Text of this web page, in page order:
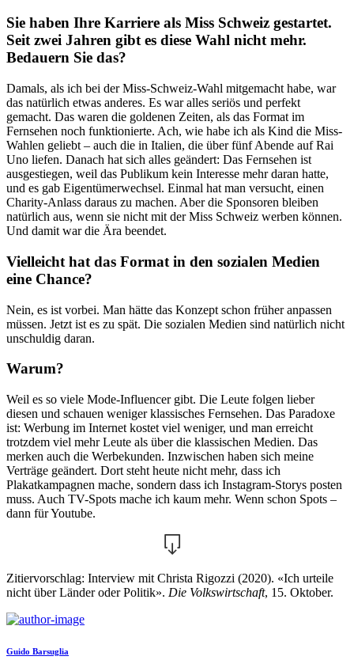
Sie haben Ihre Karriere als Miss Schweiz gestartet.
Seit zwei Jahren gibt es diese Wahl nicht mehr.
Bedauern Sie das?
Damals, als ich bei der Miss-Schweiz-Wahl mitgemacht habe, war
das natürlich etwas anderes. Es war alles seriös und perfekt
gemacht. Das waren die goldenen Zeiten, als das Format im
Fernsehen noch funktionierte. Ach, wie habe ich als Kind die Miss-
Wahlen geliebt – auch die in Italien, die über fünf Abende auf Rai
Uno liefen. Danach hat sich alles geändert: Das Fernsehen ist
ausgestiegen, weil das Publikum kein Interesse mehr daran hatte,
und es gab Eigentümerwechsel. Einmal hat man versucht, einen
Charity-Anlass daraus zu machen. Aber die Sponsoren bleiben
natürlich aus, wenn sie nicht mit der Miss Schweiz werben können.
Und damit war die Ära beendet.
Vielleicht hat das Format in den sozialen Medien
eine Chance?
Nein, es ist vorbei. Man hätte das Konzept schon früher anpassen
müssen. Jetzt ist es zu spät. Die sozialen Medien sind natürlich nicht
unschuldig daran.
Warum?
Weil es so viele Mode-Influencer gibt. Die Leute folgen lieber
diesen und schauen weniger klassisches Fernsehen. Das Paradoxe
ist: Werbung im Internet kostet viel weniger, und man erreicht
trotzdem viel mehr Leute als über die klassischen Medien. Das
merken auch die Werbekunden. Inzwischen haben sich meine
Verträge geändert. Dort steht heute nicht mehr, dass ich
Plakatkampagnen mache, sondern dass ich Instagram-Storys posten
muss. Auch TV-Spots mache ich kaum mehr. Wenn schon Spots –
dann für Youtube.
Zitiervorschlag: Interview mit Christa Rigozzi (2020). «Ich urteile
nicht über Länder oder Politik». Die Volkswirtschaft, 15. Oktober.
Guido Barsuglia